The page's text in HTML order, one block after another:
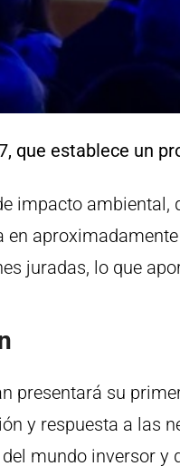
que establece un
impacto
juradas, lo que
presentará su
y respuesta a las
mundo inversor